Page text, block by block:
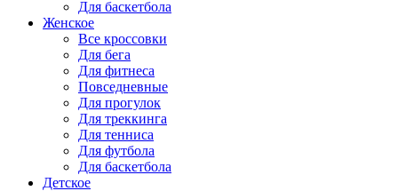
Для баскетбола
Женское
Все кроссовки
Для бега
Для фитнеса
Повседневные
Для прогулок
Для треккинга
Для тенниса
Для футбола
Для баскетбола
Детское